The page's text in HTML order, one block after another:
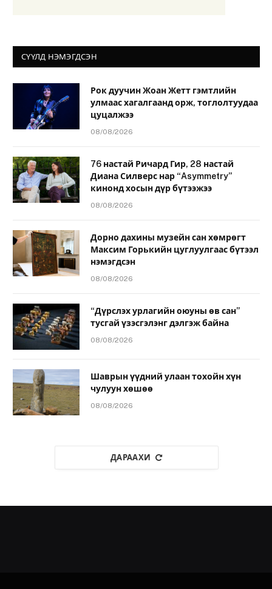
СҮҮЛД НЭМЭГДСЭН
Рок дуучин Жоан Жетт гэмтлийн
улмаас хагалгаанд орж, тоглолтуудаа
цуцалжээ
08/08/2026
76 настай Ричард Гир, 28 настай
Диана Силверс нар “Asymmetry”
кинонд хосын дүр бүтээжээ
08/08/2026
Дорно дахины музейн сан хөмрөгт
Максим Горькийн цуглуулгаас бүтээл
нэмэгдсэн
08/08/2026
“Дүрслэх урлагийн оюуны өв сан”
тусгай үзэсгэлэнг дэлгэж байна
08/08/2026
Шаврын үүдний улаан тохойн хүн
чулуун хөшөө
08/08/2026
ДАРААХИ